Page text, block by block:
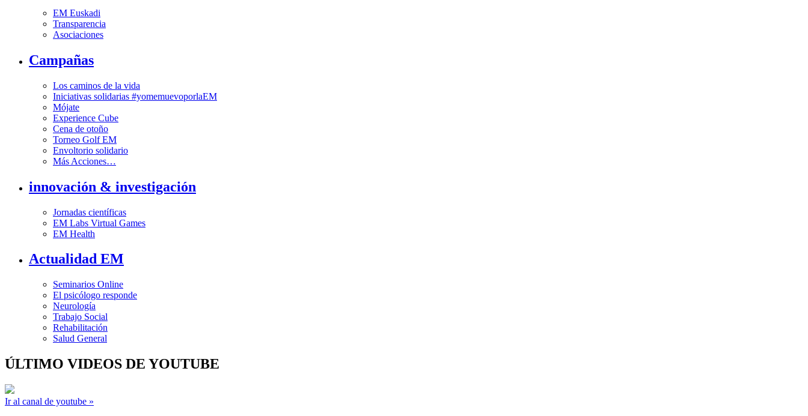
EM Euskadi
Transparencia
Asociaciones
Campañas
Los caminos de la vida
Iniciativas solidarias #yomemuevoporlaEM
Mójate
Experience Cube
Cena de otoño
Torneo Golf EM
Envoltorio solidario
Más Acciones…
innovación & investigación
Jornadas científicas
EM Labs Virtual Games
EM Health
Actualidad EM
Seminarios Online
El psicólogo responde
Neurología
Trabajo Social
Rehabilitación
Salud General
ÚLTIMO VIDEOS DE YOUTUBE
Ir al canal de youtube »